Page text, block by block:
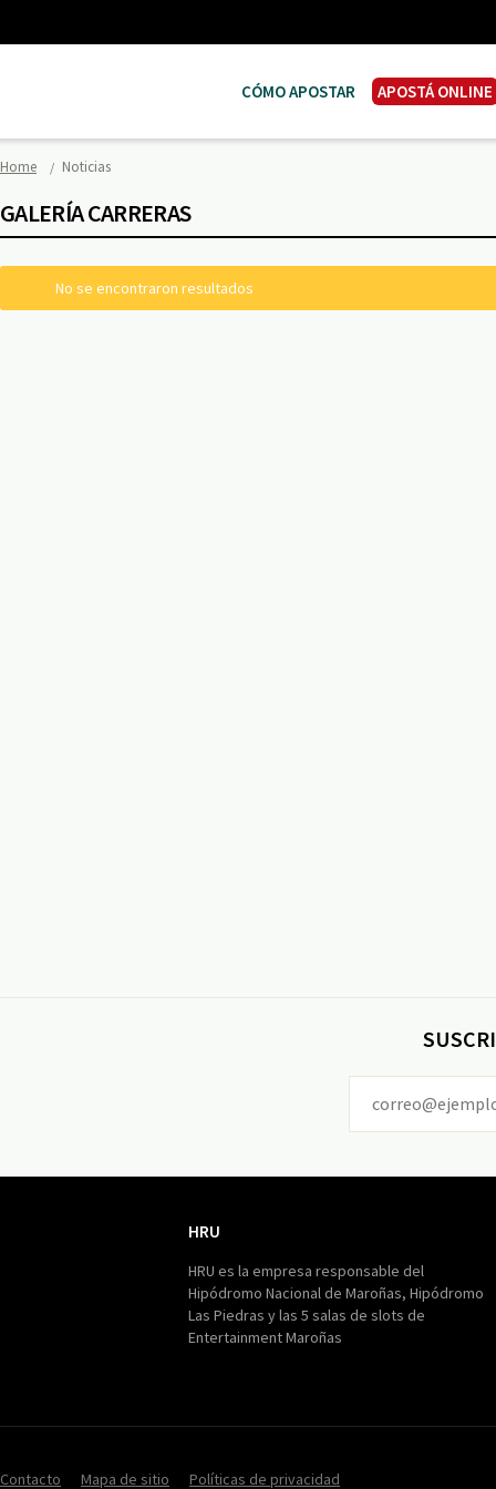
CÓMO APOSTAR APOSTÁ ONLINE
Home Noticias
GALERÍA CARRERAS
No se encontraron resultados
HRU
HRU es la empresa responsable del
Hipódromo Nacional de Maroñas, Hipódromo
Las Piedras y las 5 salas de slots de
Entertainment Maroñas
Contacto Mapa de sitio Políticas de privacidad